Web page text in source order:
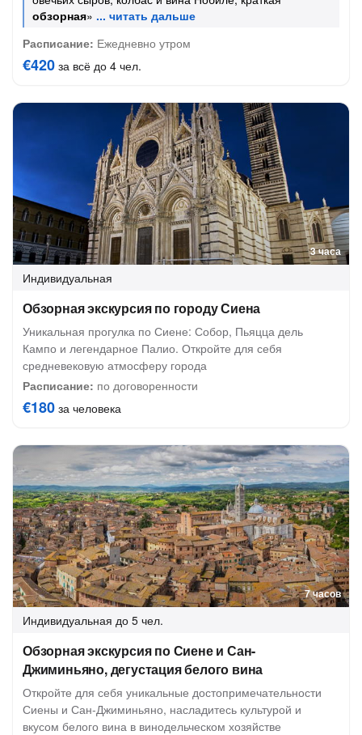
обзорная»
Расписание: Ежедневно утром
€420 за всё до 4 чел.
3 часа
Индивидуальная
Обзорная экскурсия по городу Сиена
Уникальная прогулка по Сиене: Собор, Пьяцца дель
Кампо и легендарное Палио. Откройте для себя
средневековую атмосферу города
Расписание: по договоренности
€180 за человека
7 часов
Индивидуальная до 5 чел.
Обзорная экскурсия по Сиене и Сан-
Джиминьяно, дегустация белого вина
Откройте для себя уникальные достопримечательности
Сиены и Сан-Джиминьяно, насладитесь культурой и
вкусом белого вина в винодельческом хозяйстве